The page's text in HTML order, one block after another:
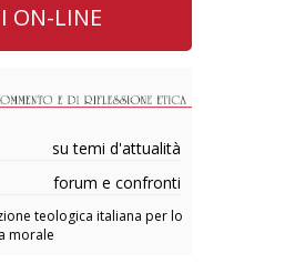
ON-LINE
su temi d'attualità
forum e confronti
teologica italiana per lo
morale